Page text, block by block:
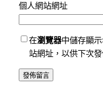
個人網站網址
在瀏覽器中儲存顯
站網址，以供下次